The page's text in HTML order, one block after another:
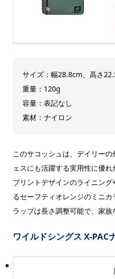
サイズ：幅28.8cm、高さ
重量：120g
容量：表記なし
素材：ナイロン
このサコッシュは、デイリー
ェスにも活躍する実用性に優
プリントデザインのライニン
るセーフティオレンジのミニ
ラップは長さ調整可能で、家族
ワイルドシングス X-PAC